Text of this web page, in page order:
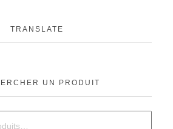
TRANSLATE
UN PRODUIT